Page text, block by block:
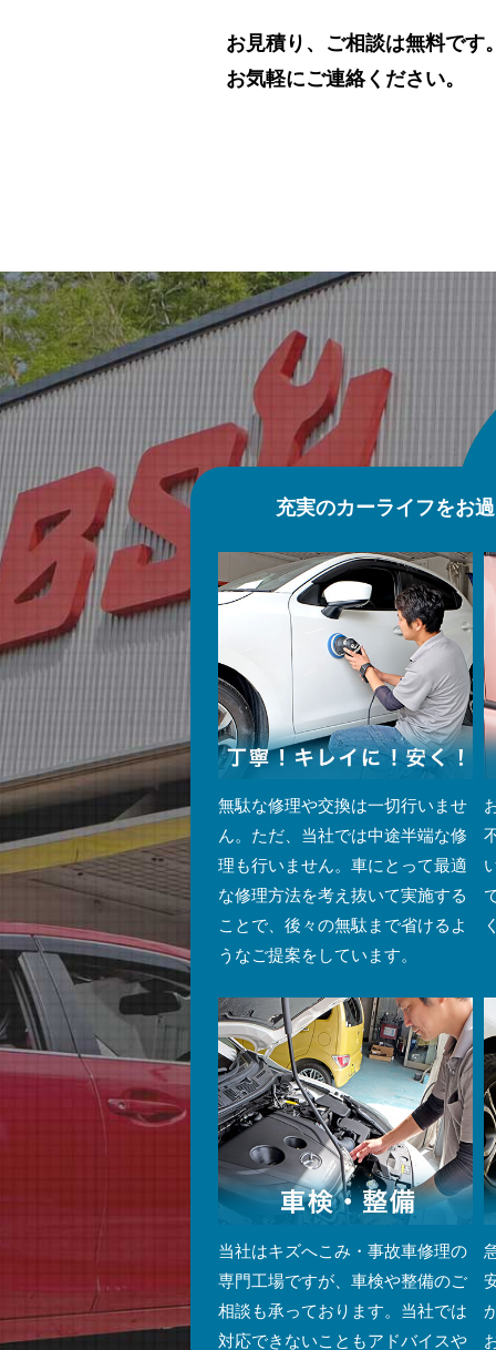
お見積り、ご相談は無料です
お気軽にご連絡ください。
充実のカーライフをお
無駄な修理や交換は一切行いませ
ん。ただ、当社では中途半端な修
理も行いません。車にとって最適
な修理方法を考え抜いて実施する
ことで、後々の無駄まで省けるよ
うなご提案をしています。
当社はキズへこみ・事故車修理の
専門工場ですが、車検や整備のご
相談も承っております。当社では
対応できないこともアドバイスや